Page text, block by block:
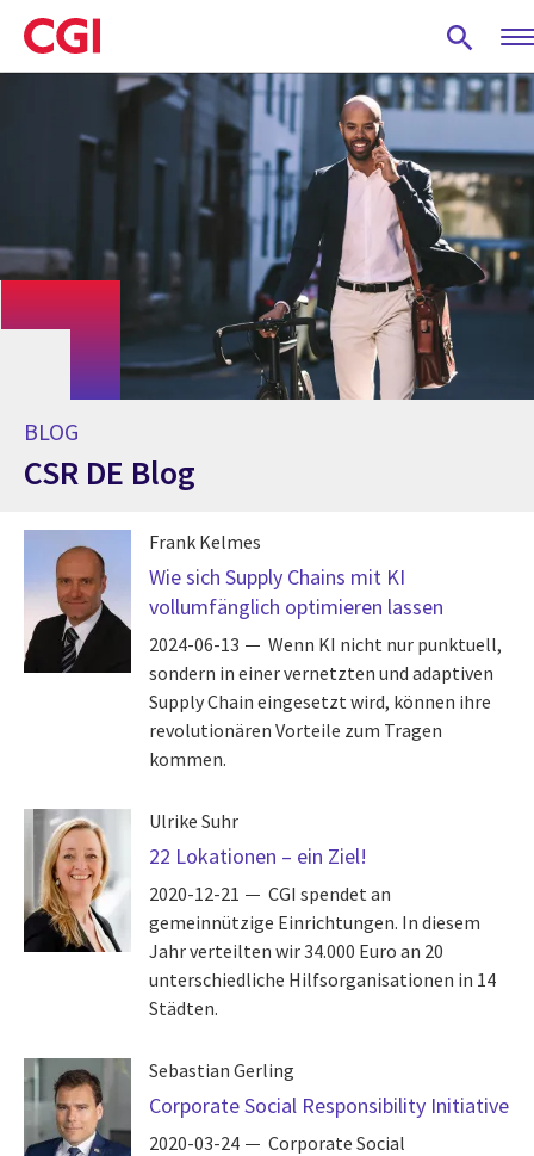
Skip
to
main
BLOG
CSR DE Blog
Frank Kelmes
Wie sich Supply Chains mit KI
vollumfänglich optimieren lassen
2024-06-13
Wenn KI nicht nur punktuell,
sondern in einer vernetzten und adaptiven
Supply Chain eingesetzt wird, können ihre
revolutionären Vorteile zum Tragen
kommen.
Ulrike Suhr
22 Lokationen – ein Ziel!
2020-12-21
CGI spendet an
gemeinnützige Einrichtungen. In diesem
Jahr verteilten wir 34.000 Euro an 20
unterschiedliche Hilfsorganisationen in 14
Städten.
Sebastian Gerling
Corporate Social Responsibility Initiative
2020-03-24
Corporate Social